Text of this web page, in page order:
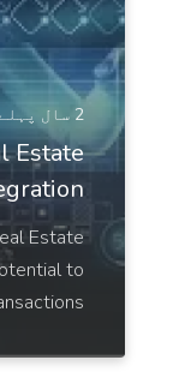
Captions
attention-
posts.
2 سال پہلے
Estate
Estate
to